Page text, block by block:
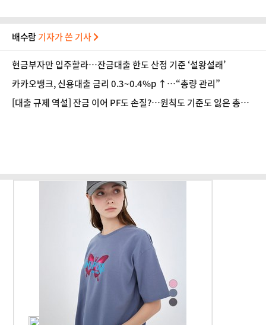
배수람기자가 쓴 기사
현금부자만 입주할라…잔금대출 한도 산정 기준 ‘설왕설래’
카카오뱅크, 신용대출 금리 0.3~0.4%p ↑…“총량 관리”
[대출 규제 역설] 잔금 이어 PF도 손질?…원칙도 기준도 잃은 총량